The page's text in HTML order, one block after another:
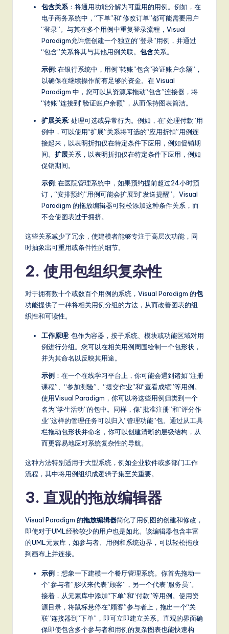
in
A
D
ig
it
包含关系 ：将通用功能分解为可重用的用例。例如，在
电子商务系统中，“下单”和“修改订单”都可能需要用户
“登录”。与其在多个用例中重复登录流程，Visual
Paradigm允许您创建一个独立的“登录”用例，并通过
“包含”关系将其与其他用例关联。 包含关系。
示例: 在银行系统中，用例“转账”包含“验证账户余额”，
以确保在继续操作前有足够的资金。在 Visual
Paradigm 中，您可以从资源库拖动“包含”连接器，将
“转账”连接到“验证账户余额”，从而保持图表简洁。
扩展关系: 处理可选或异常行为。例如，在“处理付款”用
例中，可以使用“扩展”关系将可选的“应用折扣”用例连
接起来，以表明折扣仅在特定条件下应用，例如促销期
间。 扩展关系，以表明折扣仅在特定条件下应用，例如
促销期间。
示例: 在医院管理系统中，如果预约提前超过24小时预
订，“安排预约”用例可能会扩展到“发送提醒”。Visual
Paradigm 的拖放编辑器可轻松添加这种条件关系，而
不会使图表过于拥挤。
这些关系减少了冗余，使建模者能够专注于高层次功能，同
时抽象出可重用或条件性的细节。
2. 使用包组织复杂性
对于拥有数十个或数百个用例的系统，Visual Paradigm 的包
功能提供了一种将相关用例分组的方法，从而改善图表的组
织性和可读性。
工作原理: 包作为容器，按子系统、模块或功能区域对用
例进行分组。您可以在相关用例周围绘制一个包形状，
并为其命名以反映其用途。
示例 ：在一个在线学习平台上，你可能会遇到诸如“注册
课程”、“参加测验”、“提交作业”和“查看成绩”等用例。
使用Visual Paradigm，你可以将这些用例归类到一个
名为“学生活动”的包中。同样，像“批准注册”和“评分作
业”这样的管理任务可以归入“管理功能”包。通过从工具
栏拖动包形状并命名，你可以创建清晰的层级结构，从
而更容易地应对系统复杂性的导航。
这种方法特别适用于大型系统，例如企业软件或多部门工作
流程，其中将用例组织成逻辑子集至关重要。
3. 直观的拖放编辑器
Visual Paradigm 的拖放编辑器简化了用例图的创建和修改，
即使对于UML经验较少的用户也是如此。该编辑器包含丰富
的UML元素库，如参与者、用例和系统边界，可以轻松拖放
到画布上并连接。
示例 ：想象一下建模一个餐厅管理系统。你首先拖动一
个“参与者”形状来代表“顾客”，另一个代表“服务员”。
接着，从元素库中添加“下单”和“付款”等用例。使用资
源目录，将鼠标悬停在“顾客”参与者上，拖出一个“关
联”连接器到“下单”，即可立即建立关系。直观的界面确
保即使包含多个参与者和用例的复杂图表也能快速构